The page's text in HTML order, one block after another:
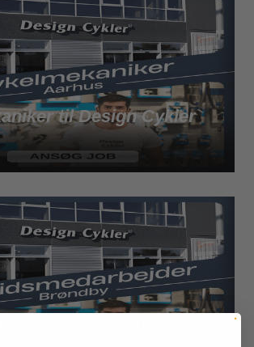
til Design Cykler